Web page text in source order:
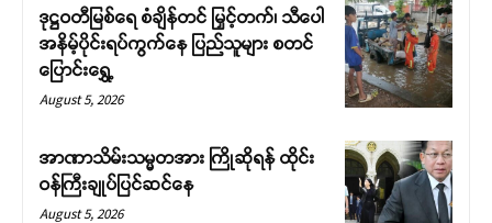
Support SHAN
Your support keeps our voice
ဒုဋ္ဌဝတီမြစ်ရေ စံချိန်တင် မြှင့်တက်၊ သီပေါ
အနိမ့်ပိုင်းရပ်ကွက်နေ ပြည်သူများ စတင်
ပြောင်းရွှေ့
August 5, 2026
အာဏာသိမ်းသမ္မတအား ကြိုဆိုရန် ထိုင်း
ဝန်ကြီးချုပ်ပြင်ဆင်နေ
August 5, 2026